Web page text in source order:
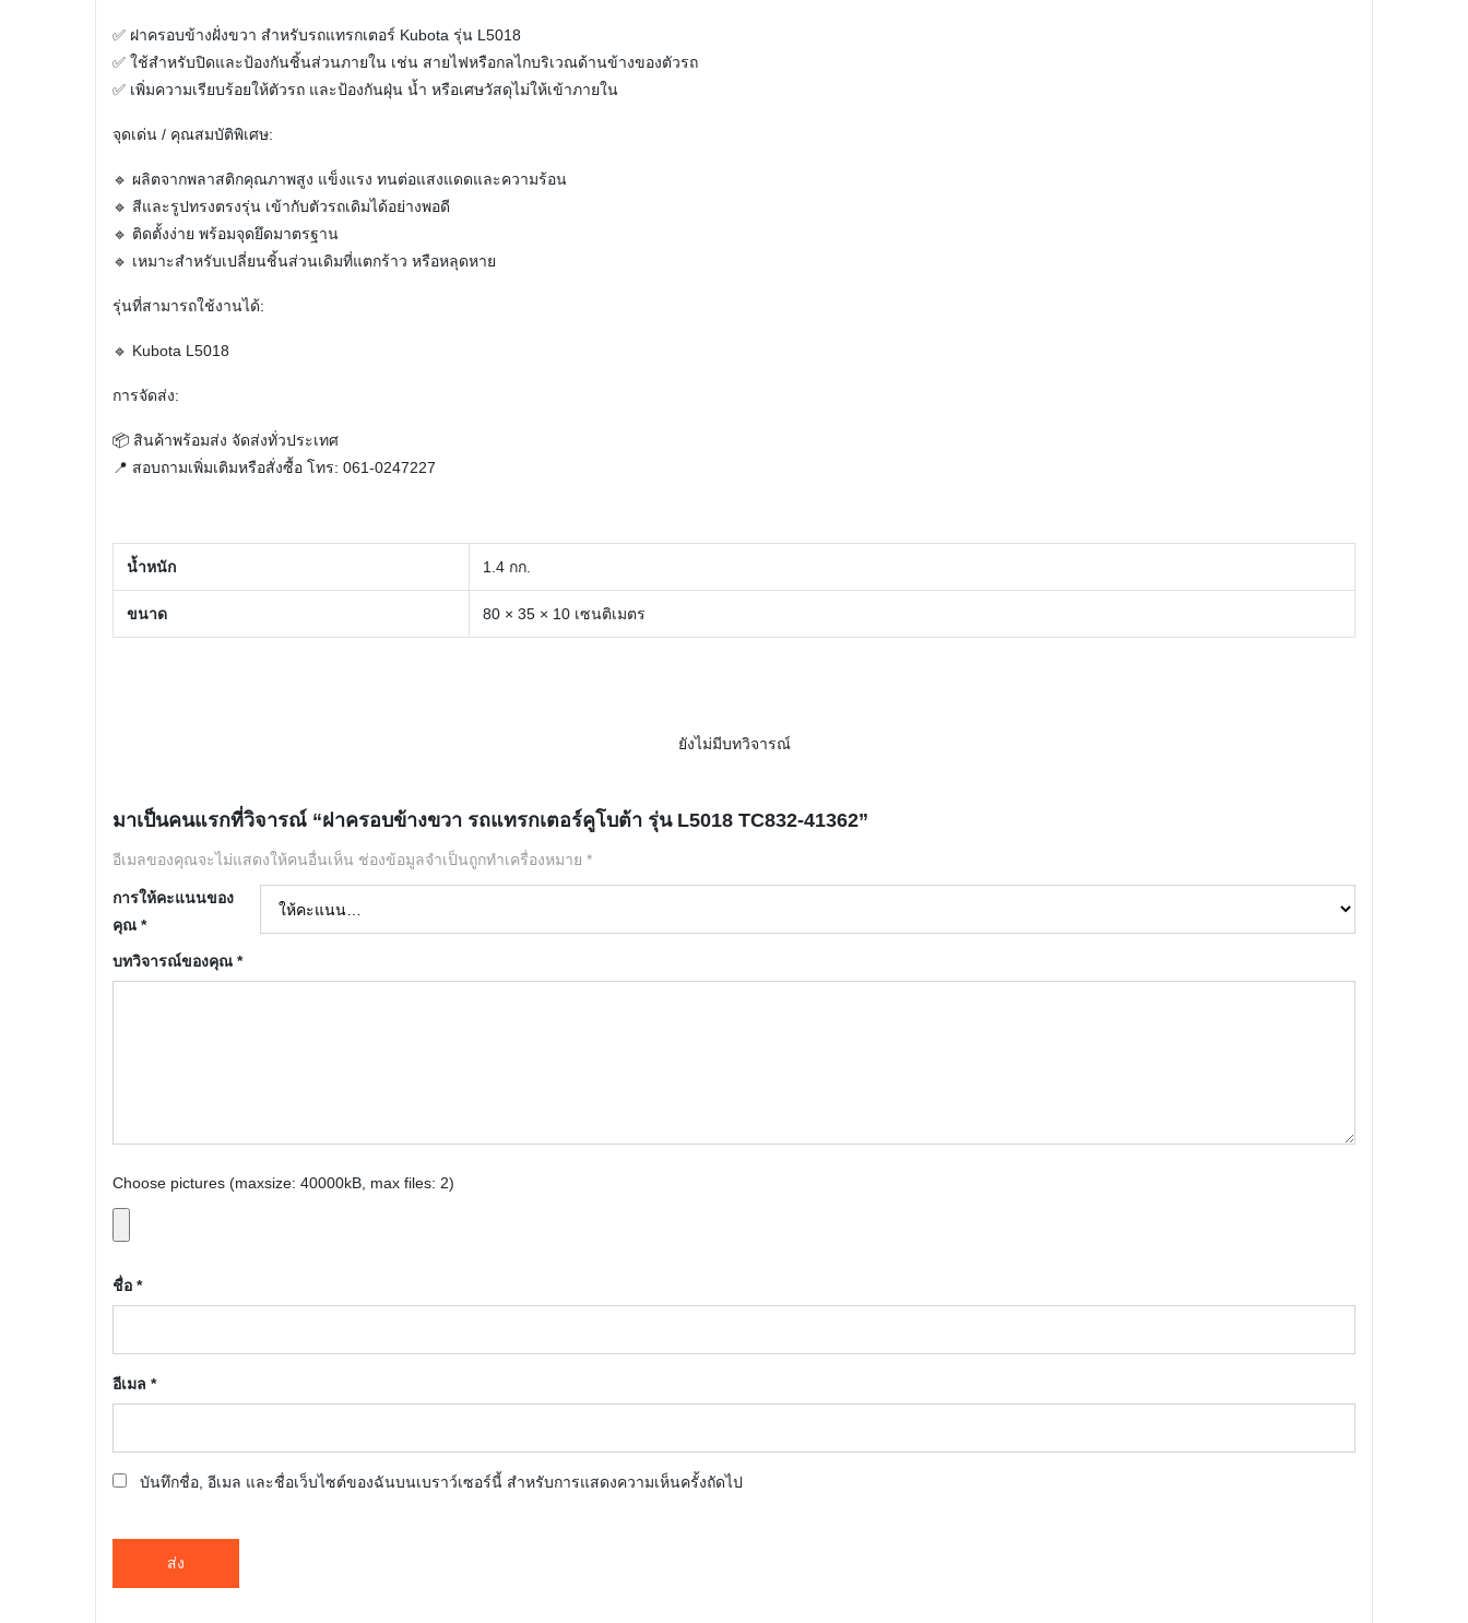
✅ ฝาครอบข้างฝั่งขวา สำหรับรถแทรกเตอร์ Kubota รุ่น L5018
✅ ใช้สำหรับปิดและป้องกันชิ้นส่วนภายใน เช่น สายไฟหรือกลไกบริเวณด้านข้างของตัวรถ
✅ เพิ่มความเรียบร้อยให้ตัวรถ และป้องกันฝุ่น น้ำ หรือเศษวัสดุไม่ให้เข้าภายใน
จุดเด่น / คุณสมบัติพิเศษ:
🔹 ผลิตจากพลาสติกคุณภาพสูง แข็งแรง ทนต่อแสงแดดและความร้อน
🔹 สีและรูปทรงตรงรุ่น เข้ากับตัวรถเดิมได้อย่างพอดี
🔹 ติดตั้งง่าย พร้อมจุดยึดมาตรฐาน
🔹 เหมาะสำหรับเปลี่ยนชิ้นส่วนเดิมที่แตกร้าว หรือหลุดหาย
รุ่นที่สามารถใช้งานได้:
🔹 Kubota L5018
การจัดส่ง:
📦 สินค้าพร้อมส่ง จัดส่งทั่วประเทศ
📍 สอบถามเพิ่มเติมหรือสั่งซื้อ โทร: 061-0247227
น้ำหนัก 1.4 กก.
ขนาด 80 × 35 × 10 เซนติเมตร
ยังไม่มีบทวิจารณ์
มาเป็นคนแรกที่วิจารณ์ “ฝาครอบข้างขวา รถแทรกเตอร์คูโบต้า รุ่น L5018 TC832-41362”
อีเมลของคุณจะไม่แสดงให้คนอื่นเห็น ช่องข้อมูลจำเป็นถูกทำเครื่องหมาย *
การให้คะแนนของ
คุณ *
บทวิจารณ์ของคุณ *
Choose pictures (maxsize: 40000kB, max files: 2)
ชื่อ *
อีเมล *
บันทึกชื่อ, อีเมล และชื่อเว็บไซต์ของฉันบนเบราว์เซอร์นี้ สำหรับการแสดงความเห็นครั้งถัดไป